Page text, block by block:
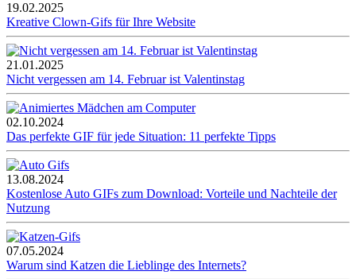
19.02.2025
Kreative Clown-Gifs für Ihre Website
21.01.2025
Nicht vergessen am 14. Februar ist Valentinstag
02.10.2024
Das perfekte GIF für jede Situation: 11 perfekte Tipps
13.08.2024
Kostenlose Auto GIFs zum Download: Vorteile und Nachteile der
Nutzung
07.05.2024
Warum sind Katzen die Lieblinge des Internets?